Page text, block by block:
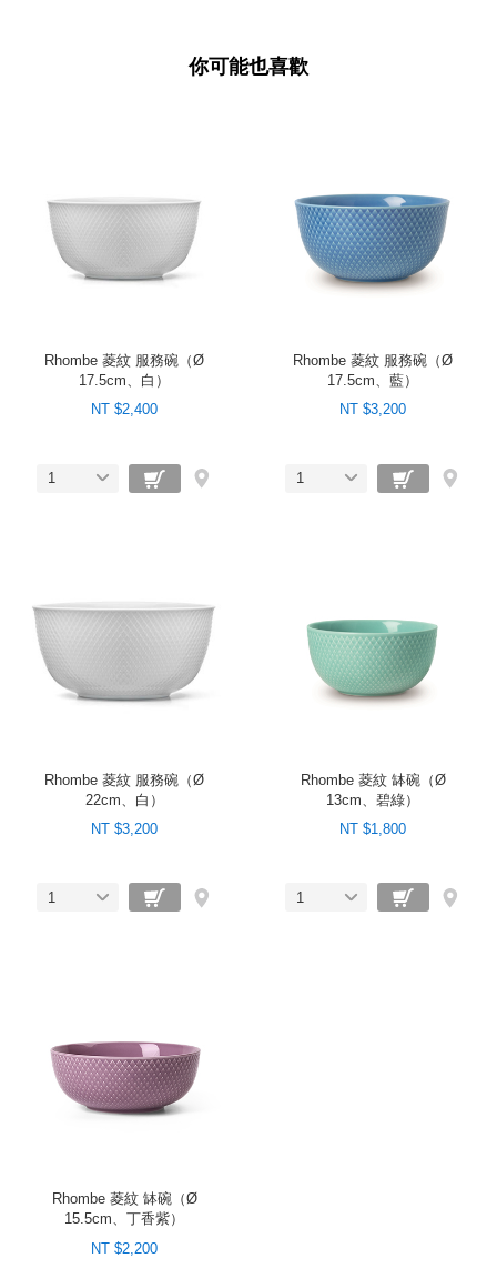
你可能也喜歡
Rhombe 菱紋 服務碗（Ø
17.5cm、白）
NT $2,400
1
Rhombe 菱紋 服務碗（Ø
17.5cm、藍）
NT $3,200
1
Rhombe 菱紋 服務碗（Ø
22cm、白）
NT $3,200
1
Rhombe 菱紋 缽碗（Ø
13cm、碧綠）
NT $1,800
1
Rhombe 菱紋 缽碗（Ø
15.5cm、丁香紫）
NT $2,200